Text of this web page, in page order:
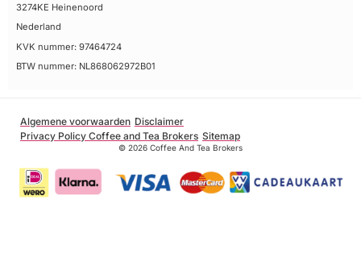
3274KE Heinenoord
Nederland
KVK nummer: 97464724
BTW nummer: NL868062972B01
Algemene voorwaarden Disclaimer
Privacy Policy Coffee and Tea Brokers Sitemap
© 2026 Coffee And Tea Brokers